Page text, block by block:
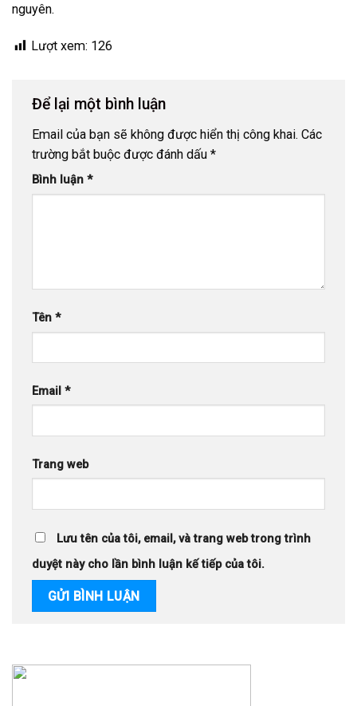
nguyên.
Lượt xem: 126
Để lại một bình luận
Email của bạn sẽ không được hiển thị công khai. Các
trường bắt buộc được đánh dấu *
Bình luận *
Tên *
Email *
Trang web
Lưu tên của tôi, email, và trang web trong trình
duyệt này cho lần bình luận kế tiếp của tôi.